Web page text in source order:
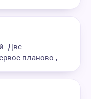
Две
планово ,...